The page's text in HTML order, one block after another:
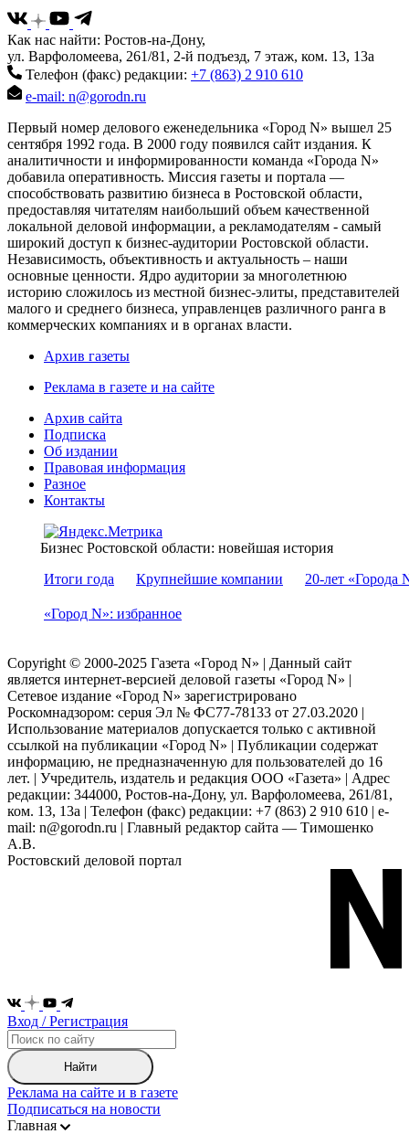
Как нас найти: Ростов-на-Дону,
ул. Варфоломеева, 261/81, 2-й подъезд, 7 этаж, ком. 13, 13а
Телефон (факс) редакции: +7 (863) 2 910 610
e-mail: n@gorodn.ru
Первый номер делового еженедельника «Город N» вышел 25
сентября 1992 года. В 2000 году появился сайт издания. К
аналитичности и информированности команда «Города N»
добавила оперативность. Миссия газеты и портала —
способствовать развитию бизнеса в Ростовской области,
предоставляя читателям наибольший объем качественной
локальной деловой информации, а рекламодателям - самый
широкий доступ к бизнес-аудитории Ростовской области.
Независимость, объективность и актуальность – наши
основные ценности. Ядро аудитории за многолетнюю
историю сложилось из местной бизнес-элиты, представителей
малого и среднего бизнеса, управленцев различного ранга в
коммерческих компаниях и в органах власти.
Архив газеты
Реклама в газете и на сайте
Архив сайта
Подписка
Об издании
Правовая информация
Разное
Контакты
Бизнес Ростовской области: новейшая история
Итоги года
Крупнейшие компании 20-лет «Города
«Город N»: избранное
Copyright © 2000-2025 Газета «Город N» | Данный сайт
является интернет-версией деловой газеты «Город N» |
Сетевое издание «Город N» зарегистрировано
Роскомнадзором: серuя Эл № ФС77-78133 от 27.03.2020 |
Использование материалов допускается только с активной
ссылкой на публикации «Город N» | Публикации содержат
информацию, не предназначенную для пользователей до 16
лет. | Учредитель, издатель и редакция ООО «Газета» | Адрес
редакции: 344000, Ростов-на-Дону, ул. Варфоломеева, 261/81,
ком. 13, 13а | Телефон (факс) редакции: +7 (863) 2 910 610 | e-
mail: n@gorodn.ru | Главный редактор сайта — Тимошенко
А.В.
Ростовский деловой портал
Вход / Регистрация
Найти
Реклама на сайте и в газете
Подписаться на новости
Главная